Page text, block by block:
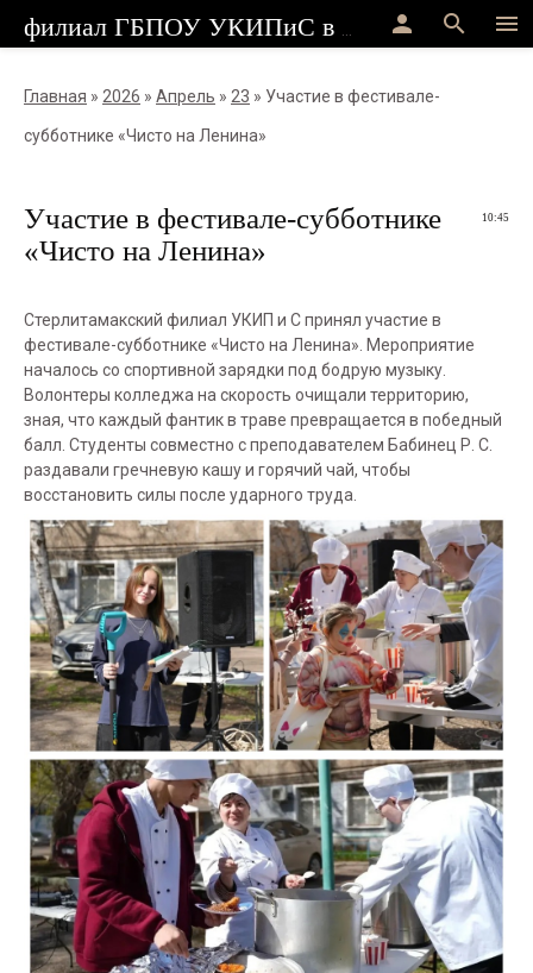
menu
search
person
Главная » 2026 » Апрель » 23 » Участие в фестивале-
субботнике «Чисто на Ленина»
10:45
Участие в фестивале-субботнике
«Чисто на Ленина»
Стерлитамакский филиал УКИП и С принял участие в
фестивале-субботнике «Чисто на Ленина». Мероприятие
началось со спортивной зарядки под бодрую музыку.
Волонтеры колледжа на скорость очищали территорию,
зная, что каждый фантик в траве превращается в победный
балл. Студенты совместно с преподавателем Бабинец Р. С.
раздавали гречневую кашу и горячий чай, чтобы
восстановить силы после ударного труда.